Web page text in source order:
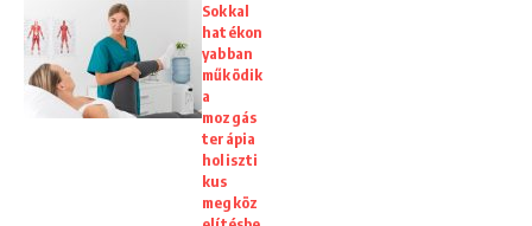
Sokkal
hatékon
yabban
működik
a
mozgás
terápia
holiszti
kus
megköz